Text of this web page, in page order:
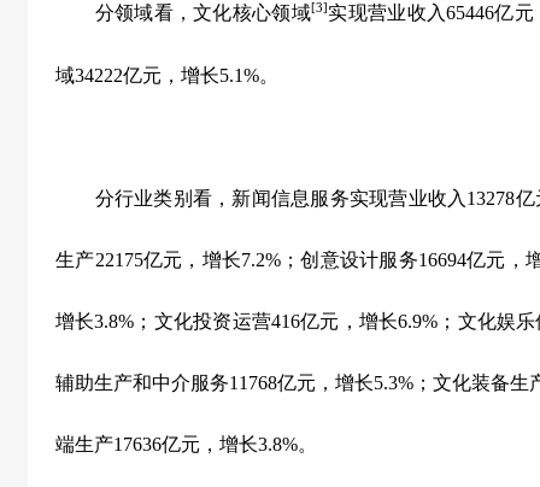
分领域看，文化核心领域[3] 实现营业收入65446亿元
域34222亿元，增长5.1%。
分行业类别看，新闻信息服务实现营业收入 13278亿
生产22175亿元，增长7.2% ；创意设计服务16694亿元，
增长3.8% ；文化投资运营416亿元，增长6.9% ；文化娱
辅助生产和中介服务11768亿元，增长5.3% ；文化装备生
端生产17636亿元，增长3.8%。